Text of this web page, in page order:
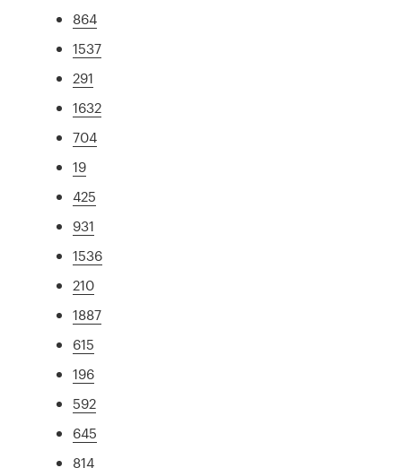
864
1537
291
1632
704
19
425
931
1536
210
1887
615
196
592
645
814